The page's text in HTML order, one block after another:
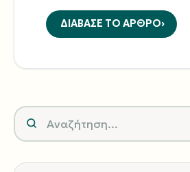
ΔΙΑΒΑΣΕ ΤΟ ΑΡΘΡΟ